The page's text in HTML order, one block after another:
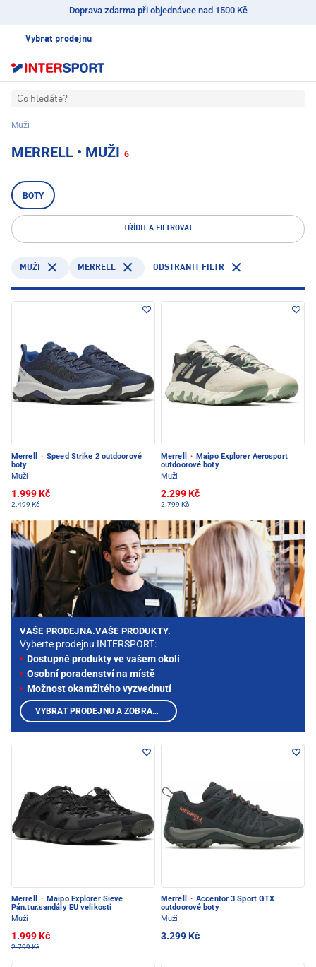
Doprava zdarma při objednávce nad 1500 Kč
Vybrat prodejnu
Co hledáte?
Muži
MERRELL • MUŽI 6
BOTY
TŘÍDIT A FILTROVAT
MUŽI MERRELL ODSTRANIT FILTR
Merrell · Speed Strike 2 outdoorové
boty
Muži
1.999 Kč
2.499 Kč
Merrell · Maipo Explorer Aerosport
outdoorové boty
Muži
2.299 Kč
2.799 Kč
Merrell · Maipo Explorer Sieve
Pán.tur.sandály EU velikosti
Muži
1.999 Kč
2.799 Kč
Merrell · Accentor 3 Sport GTX
outdoorové boty
Muži
3.299 Kč
VAŠE PRODEJNA.VAŠE PRODUKTY.
Vyberte prodejnu INTERSPORT:
Dostupné produkty ve vašem okolí
Osobní poradenství na místě
Možnost okamžitého vyzvednutí
VYBRAT PRODEJNU A ZOBRAZIT PRODUKTY